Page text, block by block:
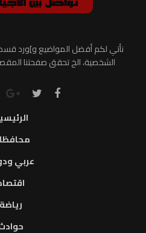
نأتي لكم أفضل المواضيع و]ورد قسط
الشخصية، الخ تحقق صفحتنا
عربي
رياضة